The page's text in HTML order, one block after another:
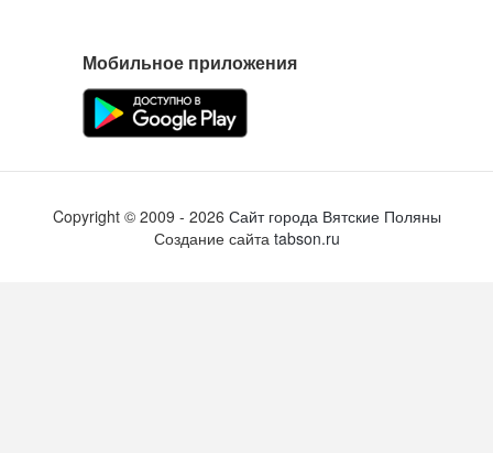
Мобильное приложения
Copyright © 2009 - 2026 Сайт города Вятские Поляны
Создание сайта tabson.ru